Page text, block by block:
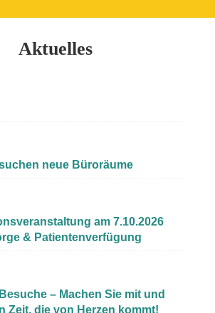
Aktuelles
neue Büroräume
am 7.10.2026
& Patientenverfügung
– Machen Sie mit und
Zeit, die von Herzen kommt!